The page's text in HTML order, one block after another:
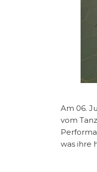
Am 06.
vom
was ihre